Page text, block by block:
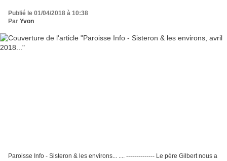
Publié le 01/04/2018 à 10:38
Par Yvon
Paroisse Info - Sisteron & les environs... .... -------------- Le père Gilbert nous a